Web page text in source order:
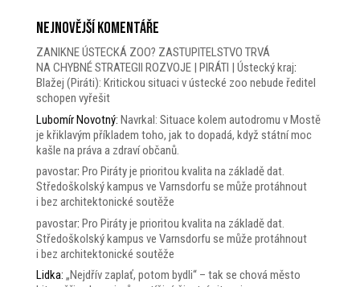
Nejnovější komentáře
ZANIKNE ÚSTECKÁ ZOO? ZASTUPITELSTVO TRVÁ
NA CHYBNÉ STRATEGII ROZVOJE | PIRÁTI | Ústecký kraj:
Blažej (Piráti): Kritickou situaci v ústecké zoo nebude ředitel
schopen vyřešit
Lubomír Novotný: Navrkal: Situace kolem autodromu v Mostě
je křiklavým příkladem toho, jak to dopadá, když státní moc
kašle na práva a zdraví občanů.
pavostar: Pro Piráty je prioritou kvalita na základě dat.
Středoškolský kampus ve Varnsdorfu se může protáhnout
i bez architektonické soutěže
pavostar: Pro Piráty je prioritou kvalita na základě dat.
Středoškolský kampus ve Varnsdorfu se může protáhnout
i bez architektonické soutěže
Lidka: „Nejdřív zaplať, potom bydli“ – tak se chová město